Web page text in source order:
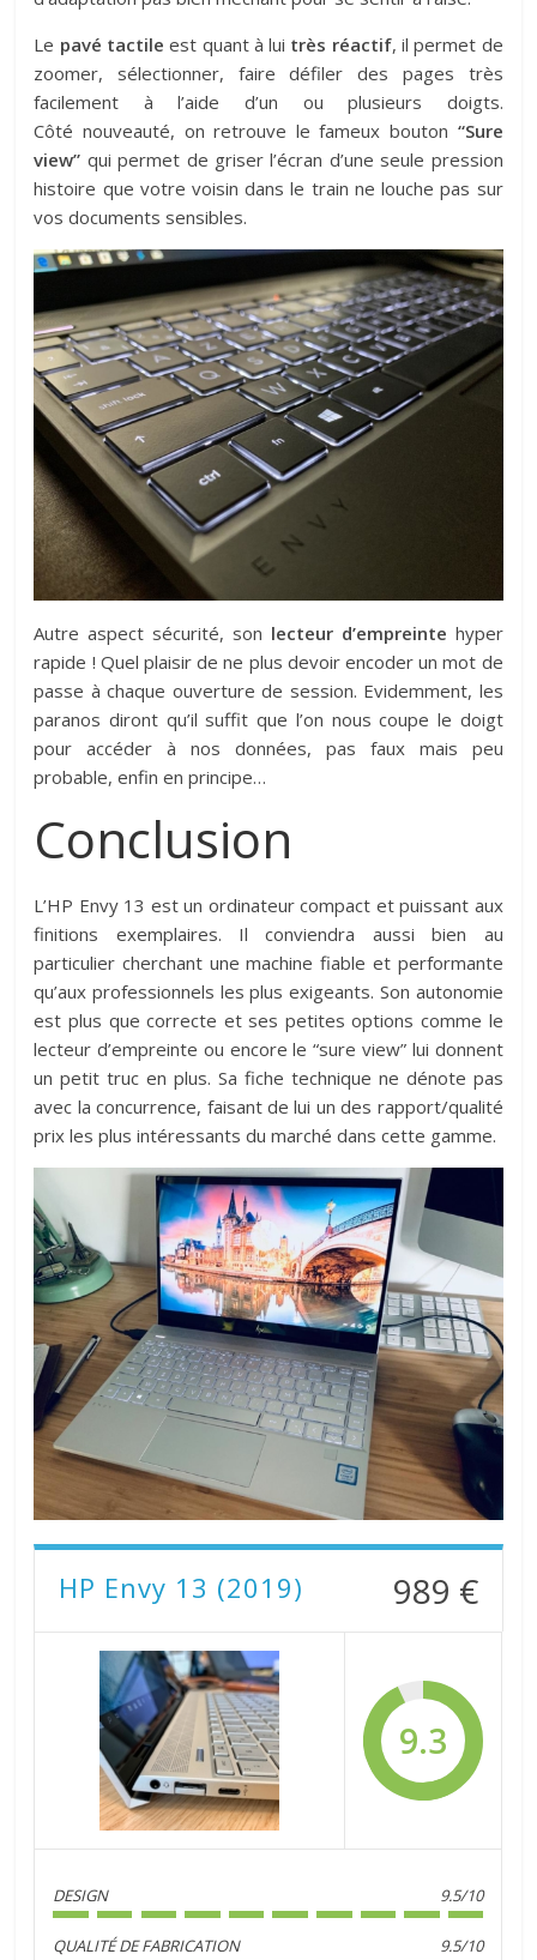
Le pavé tactile est quant à lui très réactif, il permet de
zoomer, sélectionner, faire défiler des pages très
facilement à l’aide d’un ou plusieurs doigts.
Côté nouveauté, on retrouve le fameux bouton “Sure
view” qui permet de griser l’écran d’une seule pression
histoire que votre voisin dans le train ne louche pas sur
vos documents sensibles.
Autre aspect sécurité, son lecteur d’empreinte hyper
rapide ! Quel plaisir de ne plus devoir encoder un mot de
passe à chaque ouverture de session. Evidemment, les
paranos diront qu’il suffit que l’on nous coupe le doigt
pour accéder à nos données, pas faux mais peu
probable, enfin en principe…
Conclusion
L’HP Envy 13 est un ordinateur compact et puissant aux
finitions exemplaires. Il conviendra aussi bien au
particulier cherchant une machine fiable et performante
qu’aux professionnels les plus exigeants. Son autonomie
est plus que correcte et ses petites options comme le
lecteur d’empreinte ou encore le “sure view” lui donnent
un petit truc en plus. Sa fiche technique ne dénote pas
avec la concurrence, faisant de lui un des rapport/qualité
prix les plus intéressants du marché dans cette gamme.
HP Envy 13 (2019) 989 €
9.3
DESIGN 9.5/10
QUALITÉ DE FABRICATION 9.5/10